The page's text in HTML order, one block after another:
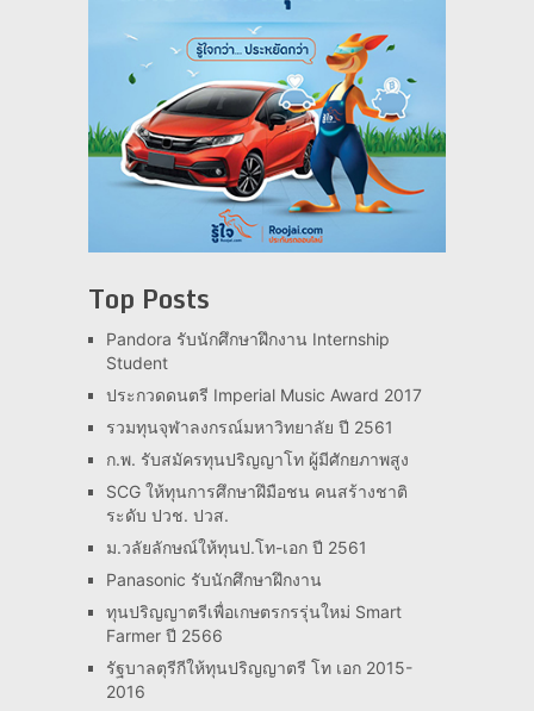
Top Posts
Pandora รับนักศึกษาฝึกงาน Internship
Student
ประกวดดนตรี Imperial Music Award 2017
รวมทุนจุฬาลงกรณ์มหาวิทยาลัย ปี 2561
ก.พ. รับสมัครทุนปริญญาโท ผู้มีศักยภาพสูง
SCG ให้ทุนการศึกษาฝึมือชน คนสร้างชาติ
ระดับ ปวช. ปวส.
ม.วลัยลักษณ์ให้ทุนป.โท-เอก ปี 2561
Panasonic รับนักศึกษาฝึกงาน
ทุนปริญญาตรีเพื่อเกษตรกรรุ่นใหม่ Smart
Farmer ปี 2566
รัฐบาลตุรีกีให้ทุนปริญญาตรี โท เอก 2015-
2016